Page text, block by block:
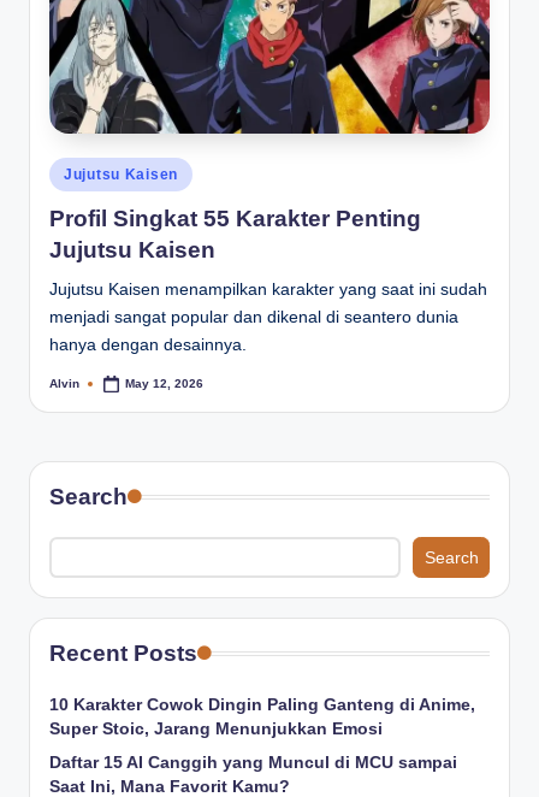
Posted
in
Jujutsu Kaisen
Profil Singkat 55 Karakter Penting
Jujutsu Kaisen
Jujutsu Kaisen menampilkan karakter yang saat ini sudah
menjadi sangat popular dan dikenal di seantero dunia
hanya dengan desainnya.
Posted
Alvin May 12, 2026
Search
Search
Recent Posts
10 Karakter Cowok Dingin Paling Ganteng di Anime,
Super Stoic, Jarang Menunjukkan Emosi
Daftar 15 AI Canggih yang Muncul di MCU sampai
Saat Ini, Mana Favorit Kamu?